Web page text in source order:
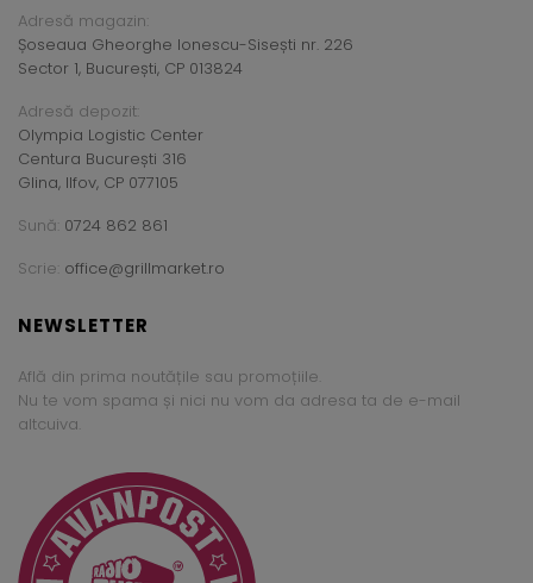
Adresă magazin:
Șoseaua Gheorghe Ionescu-Sisești nr. 226
Sector 1, București, CP 013824
Adresă depozit:
Olympia Logistic Center
Centura București 316
Glina, Ilfov, CP 077105
Sună: 0724 862 861
Scrie: office@grillmarket.ro
NEWSLETTER
Află din prima noutățile sau promoțiile.
Nu te vom spama și nici nu vom da adresa ta de e-mail
altcuiva.